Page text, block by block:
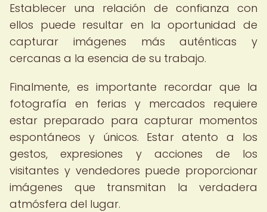
Establecer una relación de confianza con
ellos puede resultar en la oportunidad de
capturar imágenes más auténticas y
cercanas a la esencia de su trabajo.
Finalmente, es importante recordar que la
fotografía en ferias y mercados requiere
estar preparado para capturar momentos
espontáneos y únicos. Estar atento a los
gestos, expresiones y acciones de los
visitantes y vendedores puede proporcionar
imágenes que transmitan la verdadera
atmósfera del lugar.